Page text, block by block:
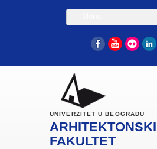
FacebookYouTube
Flickr
UNIVERZITET U BEOGRADU
ARHITEKTONSKI
FAKULTET